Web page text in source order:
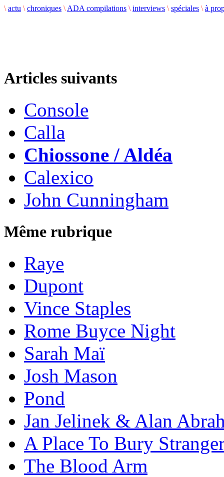
\ actu \ chroniques \ ADA compilations \ interviews \ spéciales \ à
Articles suivants
Console
Calla
Chiossone / Aldéa
Calexico
John Cunningham
Même rubrique
Raye
Dupont
Vince Staples
Rome Buyce Night
Sarah Maï
Josh Mason
Pond
Jan Jelinek & Alan
A Place To Bury
The Blood Arm